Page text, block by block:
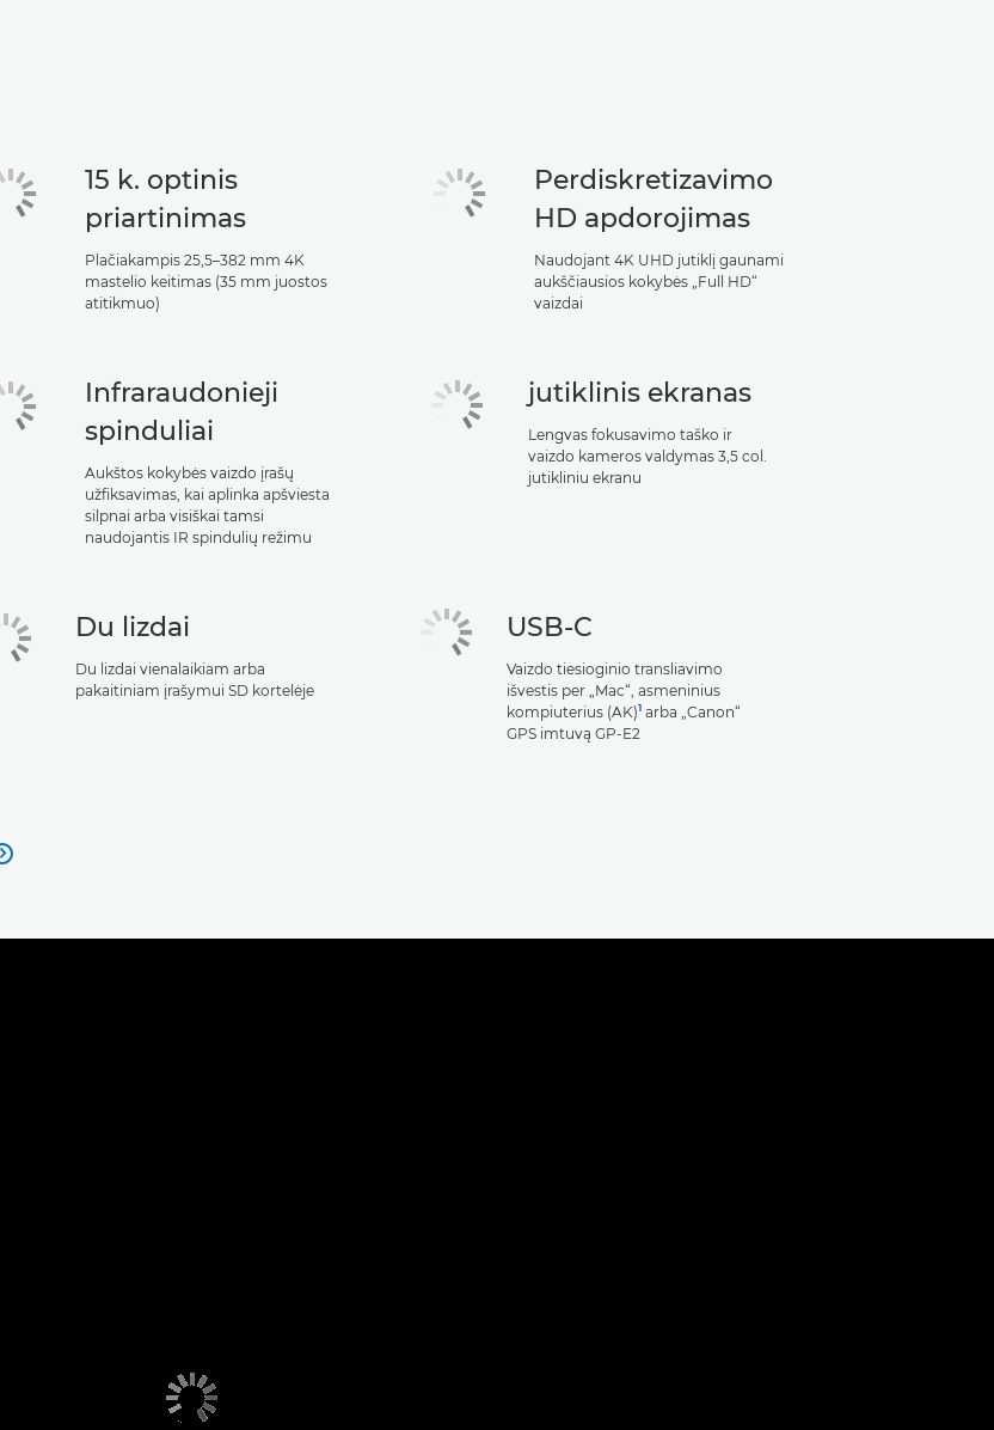
15 k. optinis
priartinimas
Plačiakampis 25,5–382 mm 4K
mastelio keitimas (35 mm juostos
atitikmuo)
Perdiskretizavimo
HD apdorojimas
Naudojant 4K UHD jutiklį gaunami
aukščiausios kokybės „Full HD“
vaizdai
Infraraudonieji
spinduliai
Aukštos kokybės vaizdo įrašų
užfiksavimas, kai aplinka apšviesta
silpnai arba visiškai tamsi
naudojantis IR spindulių režimu
jutiklinis ekranas
Lengvas fokusavimo taško ir
vaizdo kameros valdymas 3,5 col.
jutikliniu ekranu
Du lizdai
Du lizdai vienalaikiam arba
pakaitiniam įrašymui SD kortelėje
USB-C
Vaizdo tiesioginio transliavimo
išvestis per „Mac“, asmeninius
kompiuterius (AK)1 arba „Canon“
GPS imtuvą GP-E2
